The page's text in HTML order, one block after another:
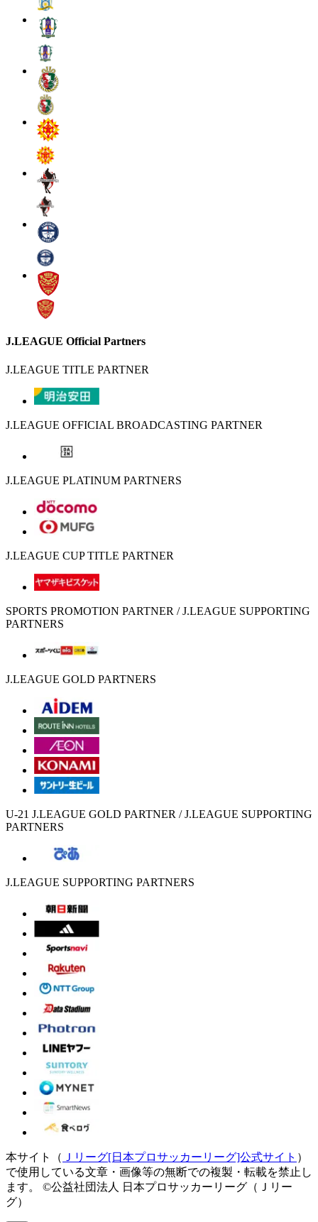
J.LEAGUE Official Partners
J.LEAGUE TITLE PARTNER
J.LEAGUE OFFICIAL BROADCASTING PARTNER
J.LEAGUE PLATINUM PARTNERS
J.LEAGUE CUP TITLE PARTNER
SPORTS PROMOTION PARTNER / J.LEAGUE SUPPORTING
PARTNERS
J.LEAGUE GOLD PARTNERS
U-21 J.LEAGUE GOLD PARTNER / J.LEAGUE SUPPORTING
PARTNERS
J.LEAGUE SUPPORTING PARTNERS
本サイト（ Ｊリーグ[日本プロサッカーリーグ]公式サイト ）
で使用している文章・画像等の無断での複製・転載を禁止し
ます。
©公益社団法人 日本プロサッカーリーグ（Ｊリー
グ）